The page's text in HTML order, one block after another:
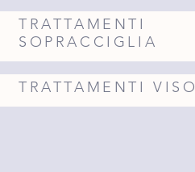
TRATTAMENTI
SOPRACCIGLIA
TRATTAMENTI VISO